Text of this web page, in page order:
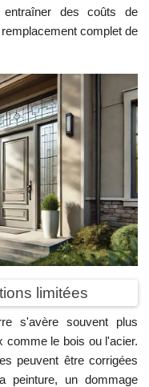
entraîner des coûts de
complet de
limitées
s'avère souvent plus
comme le bois ou l'acier.
peuvent être corrigées
peinture, un dommage